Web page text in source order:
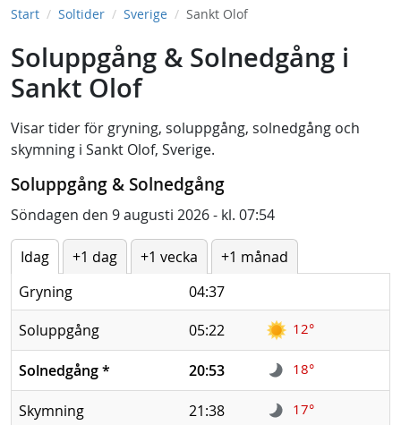
Start Soltider Sverige Sankt Olof
Soluppgång & Solnedgång i
Sankt Olof
Visar tider för gryning, soluppgång, solnedgång och
skymning i Sankt Olof, Sverige.
Soluppgång & Solnedgång
Söndagen den 9 augusti 2026 - kl. 07:54
Idag +1 dag +1 vecka
+1 månad
Gryning
04:37
Soluppgång
05:22 12°
Solnedgång* 20:53 18°
Skymning 21:38 17°